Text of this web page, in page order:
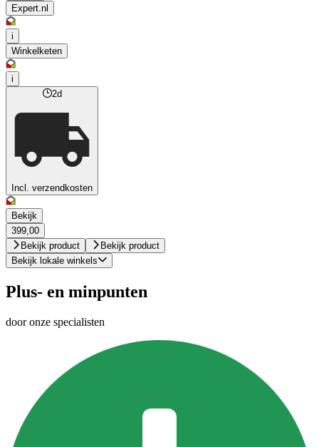
Expert.nl
i
Winkelketen
i
2d
Incl. verzendkosten
Bekijk
399,00
Bekijk product
Bekijk product
Bekijk lokale winkels
Plus- en minpunten
door onze specialisten